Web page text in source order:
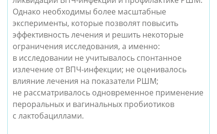
Однако необходимы более масштабные
эксперименты, которые позволят повысить
эффективность лечения и решить некоторые
ограничения исследования, а именно:
в исследовании не учитывалось спонтанное
излечение от ВПЧ-инфекции; не оценивалось
влияние лечения на показатели РШМ;
не рассматривалось одновременное применение
пероральных и вагинальных пробиотиков
с лактобациллами.